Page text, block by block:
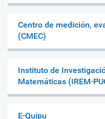
Centro de medición,
(CMEC)
Instituto de
Matemáticas (IREM-
E-Quipu